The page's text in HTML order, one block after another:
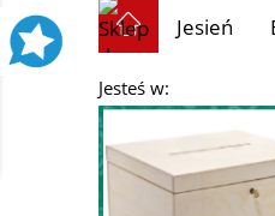
Jesień
Prezenty i
Jesteś w: